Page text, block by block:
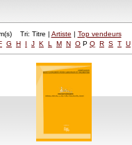
Tri: Titre | Artiste | Top vendeurs
G H I J K L M N O P Q R S T U